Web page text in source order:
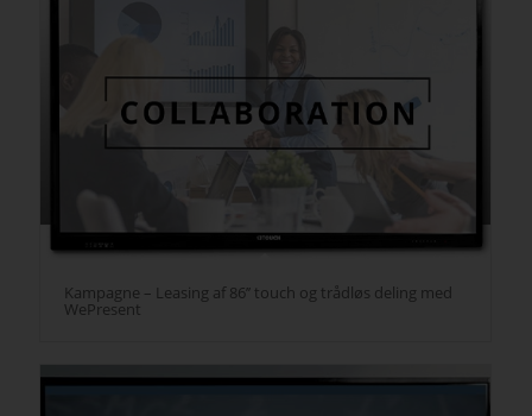
Kampagne – Leasing af 86’’ touch og trådløs deling med
WePresent